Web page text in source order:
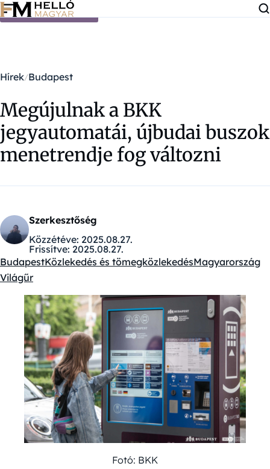
Ugrás a tartalomra
Hírek Budapest
Megújulnak a BKK
jegyautomatái, újbudai buszok
menetrendje fog változni
Szerkesztőség
Közzétéve: 2025.08.27.
Frissítve: 2025.08.27.
Kategóriák:
BudapestKözlekedés és tömegközlekedésMagyarország
Világűr
Fotó: BKK